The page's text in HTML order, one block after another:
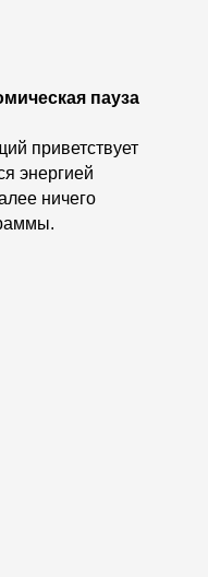
пауза
приветствует
энергией
ничего